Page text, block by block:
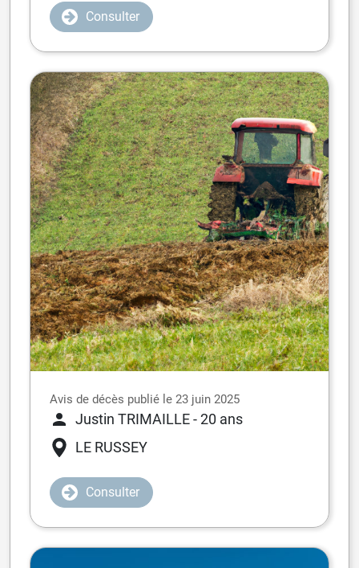
Consulter
Avis de décès publié le 23 juin 2025
Justin TRIMAILLE- 20 ans
LE RUSSEY
Consulter